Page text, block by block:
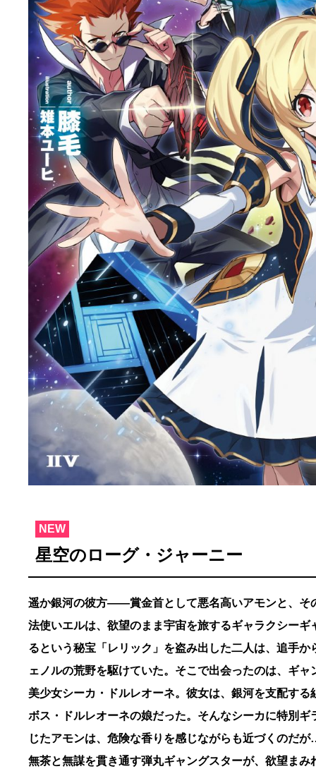
NEW
星空のローグ・ジャーニー
遥か銀河の彼方――賞金首として悪名高いアモンと、そ
法使いエルは、欲望のまま宇宙を旅するギャラクシーギ
るという秘宝「レリック」を盗み出した二人は、追手か
ェノルの荒野を駆けていた。そこで出会ったのは、ギャ
美少女シーカ・ドルレオーネ。彼女は、銀河を支配する
ボス・ドルレオーネの娘だった。そんなシーカに特別ギ
じたアモンは、危険な香りを感じながらも近づくのだ
無茶と無謀を貫き通す弾丸ギャングスターが、欲望まみ